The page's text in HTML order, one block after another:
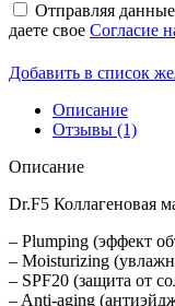
Отправляя
даете свое Согласие
Добавить в список
Описание
Отзывы (1)
Описание
Dr.F5 Коллагеновая
– Plumping (эффект
– Moisturizing
– SPF20 (защита от
– Anti-aging